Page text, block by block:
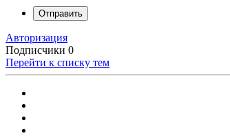
Отправить
Авторизация
Подписчики 0
Перейти к списку тем